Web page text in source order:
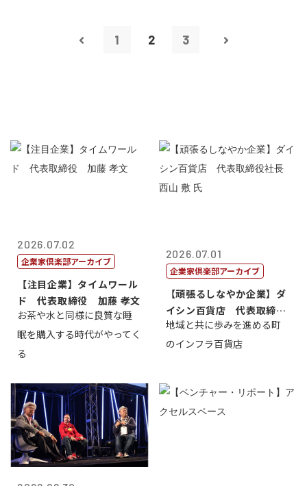
1 2 3
2026.07.02
企業家倶楽部アーカイブ
【注目企業】タイムワール
ド 代表取締役 加藤 孝文
お茶や水と同様に良質な睡
眠を購入する時代がやってく
る
2026.07.01
企業家倶楽部アーカイブ
【頑張るしなやか企業】ダ
イシン百貨店 代表取締役
社長 西山 ...
地域と共に歩みを進める町
のインフラ百貨店